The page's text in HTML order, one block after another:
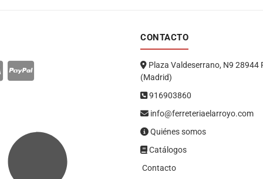
CONTACTO
Plaza Valdeserrano, N9 28944
(Madrid)
916903860
info@ferreteriaelarroyo.com
Quiénes somos
Catálogos
Contacto